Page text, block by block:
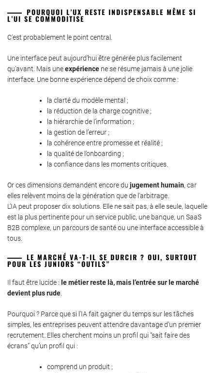
POURQUOI L’UX RESTE INDISPENSABLE MÊME SI
L’UI SE COMMODITISE
C’est probablement le point central.
Une interface peut aujourd’hui être générée plus facilement
qu’avant. Mais uneexpérience ne se résume jamais à une jolie
interface. Une bonne expérience dépend de choix comme :
la clarté du modèle mental ;
la réduction de la charge cognitive ;
la hiérarchie de l’information ;
la gestion de l’erreur ;
la cohérence entre promesse et réalité ;
la qualité de l’onboarding ;
la confiance dans les moments critiques.
Or ces dimensions demandent encore du jugement humain, car
elles relèvent moins de la génération que de l’arbitrage.
L’IA peut proposer dix solutions. Elle ne sait pas, à elle seule, laquelle
est la plus pertinente pour un service public, une banque, un SaaS
B2B complexe, un parcours de santé ou une interface accessible à
tous.
LE MARCHÉ VA-T-IL SE DURCIR ? OUI, SURTOUT
POUR LES JUNIORS “OUTILS”
Il faut être lucide : le métier reste là, mais l’entrée sur le marché
devient plus rude.
Pourquoi ? Parce que si l’IA fait gagner du temps sur les tâches
simples, les entreprises peuvent attendre davantage d’un premier
recrutement. Elles cherchent moins un profil qui “sait faire des
écrans” qu’un profil qui :
comprend un produit ;